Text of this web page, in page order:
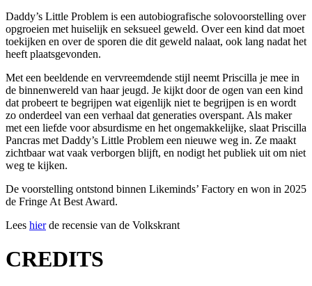
Daddy’s Little Problem is een autobiografische solovoorstelling over
opgroeien met huiselijk en seksueel geweld. Over een kind dat moet
toekijken en over de sporen die dit geweld nalaat, ook lang nadat het
heeft plaatsgevonden.
Met een beeldende en vervreemdende stijl neemt Priscilla je mee in
de binnenwereld van haar jeugd. Je kijkt door de ogen van een kind
dat probeert te begrijpen wat eigenlijk niet te begrijpen is en wordt
zo onderdeel van een verhaal dat generaties overspant. Als maker
met een liefde voor absurdisme en het ongemakkelijke, slaat Priscilla
Pancras met Daddy’s Little Problem een nieuwe weg in. Ze maakt
zichtbaar wat vaak verborgen blijft, en nodigt het publiek uit om niet
weg te kijken.
De voorstelling ontstond binnen Likeminds’ Factory en won in 2025
de Fringe At Best Award.
Lees hierde recensie van de Volkskrant
CREDITS